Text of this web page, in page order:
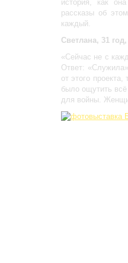
история, как
рассказы об
каждый.
Светлана, 31
«Сейчас не с
Ответ:
от этого
было ощутить
для войны.